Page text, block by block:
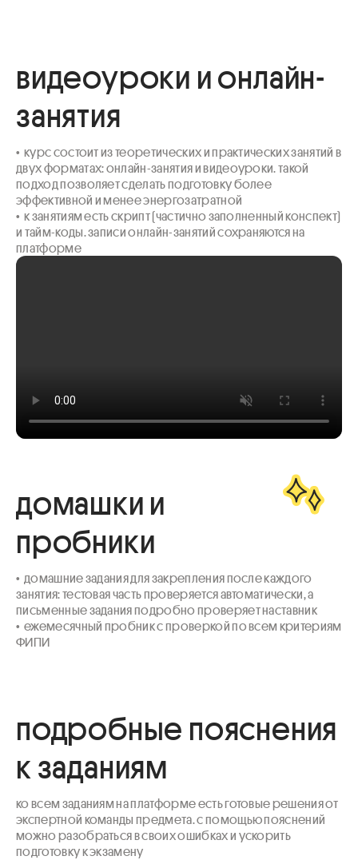
видеоуроки и онлайн-
занятия
•  курс состоит из теоретических и практических занятий в
двух форматах: онлайн-занятия и видеоуроки. такой
подход позволяет сделать подготовку более
эффективной и менее энергозатратной
•  к занятиям есть скрипт (частично заполненный конспект)
и тайм-коды. записи онлайн-занятий сохраняются на
платформе
домашки и
пробники
•  домашние задания для закрепления после каждого
занятия: тестовая часть проверяется автоматически, а
письменные задания подробно проверяет наставник
•  ежемесячный пробник с проверкой по всем критериям
ФИПИ
подробные пояснения
к заданиям
ко всем заданиям на платформе есть готовые решения от
экспертной команды предмета. с помощью пояснений
можно разобраться в своих ошибках и ускорить
подготовку к экзамену